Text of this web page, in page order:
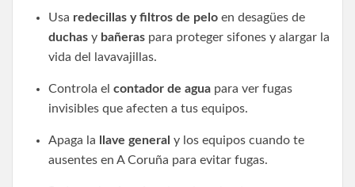
Usa redecillas y filtros de pelo en desagües de
duchas y bañeras para proteger sifones y alargar la
vida del lavavajillas.
Controla el contador de agua para ver fugas
invisibles que afecten a tus equipos.
Apaga la llave general y los equipos cuando te
ausentes en A Coruña para evitar fugas.